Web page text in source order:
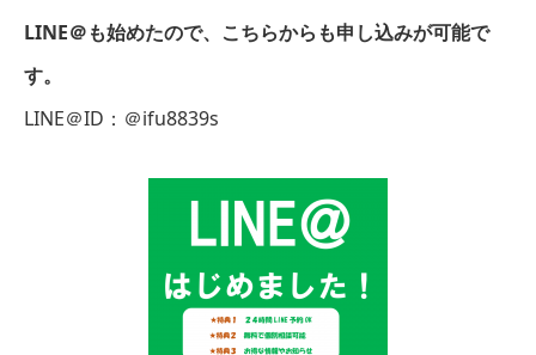
LINE＠も始めたので、こちらからも申し込みが可能で
す。
LINE＠ID：＠ifu8839s